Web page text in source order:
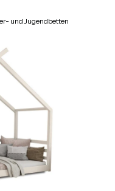
und Jugendbetten